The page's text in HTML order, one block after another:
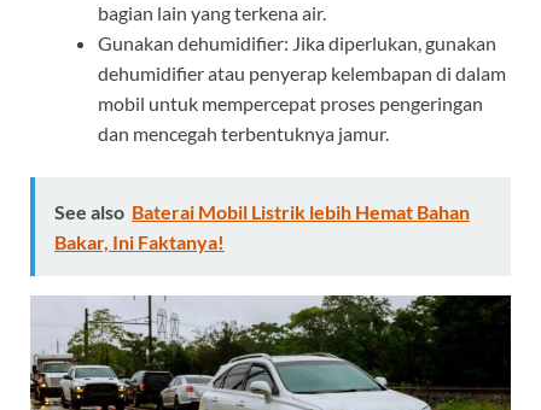
bagian lain yang terkena air.
Gunakan dehumidifier: Jika diperlukan, gunakan
dehumidifier atau penyerap kelembapan di dalam
mobil untuk mempercepat proses pengeringan
dan mencegah terbentuknya jamur.
See also Baterai Mobil Listrik lebih Hemat Bahan
Bakar, Ini Faktanya!